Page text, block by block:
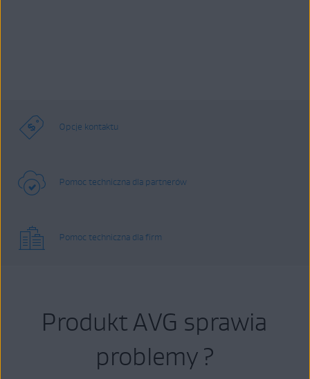
Opcje kontaktu
Pomoc techniczna dla partnerów
Pomoc techniczna dla firm
Produkt AVG sprawia
problemy ?